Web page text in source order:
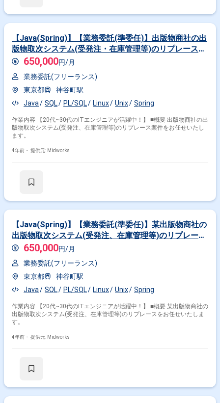
【Java(Spring)】【業務委託(準委任)】出版物商社の出
版物取次システム(受発注・在庫管理等)のリプレース案
件 650,000円/月
業務委託(フリーランス)
東京都
神谷町駅
Java
SQL PL/SQL Linux Unix Spring
作業内容 【20代~30代のITエンジニアが活躍中！】 ■概要 出版物商社の出
版物取次システム(受発注、在庫管理等)のリプレース案件をお任せいたし
ます。
4年前・ 提供元: Midworks
【Java(Spring)】【業務委託(準委任)】某出版物商社の
出版物取次システム(受発注、在庫管理等)のリプレース
案件650,000円/月
業務委託(フリーランス)
東京都
神谷町駅
Java
SQL PL/SQL Linux Unix Spring
作業内容 【20代~30代のITエンジニアが活躍中！】 ■概要 某出版物商社の
出版物取次システム(受発注、在庫管理等)のリプレースをお任せいたしま
す。
4年前・ 提供元: Midworks